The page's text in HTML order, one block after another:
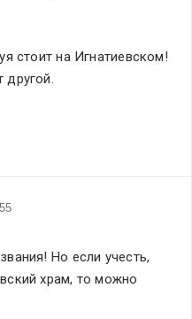
стоит на Игнатиевском!
другой.
Но если учесть,
храм, то можно